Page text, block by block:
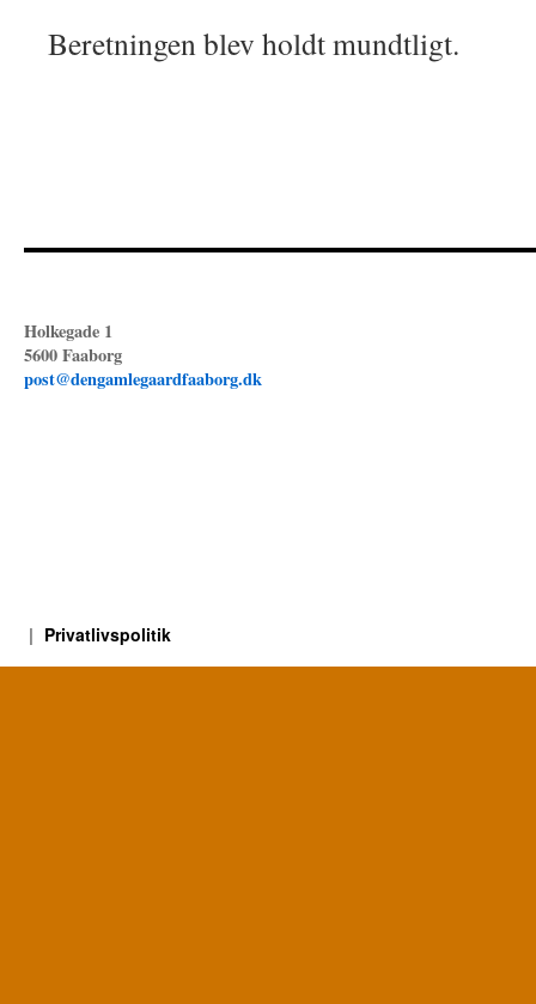
Beretningen blev holdt mundtligt.
Holkegade 1
5600 Faaborg
post@dengamlegaardfaaborg.dk
Privatlivspolitik